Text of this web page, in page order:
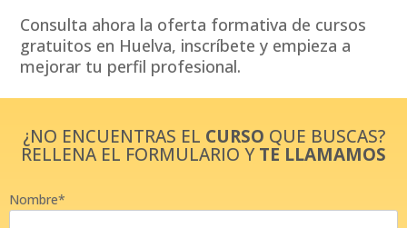
Consulta ahora la oferta formativa de cursos
gratuitos en Huelva, inscríbete y empieza a
mejorar tu perfil profesional.
¿NO ENCUENTRAS EL CURSO QUE BUSCAS?
RELLENA EL FORMULARIO YTE LLAMAMOS
Nombre*